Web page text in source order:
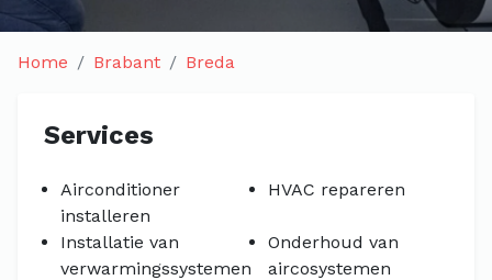
Home Brabant Breda
Services
Airconditioner
installeren
HVAC repareren
Installatie van
verwarmingssystemen
Onderhoud van
aircosystemen